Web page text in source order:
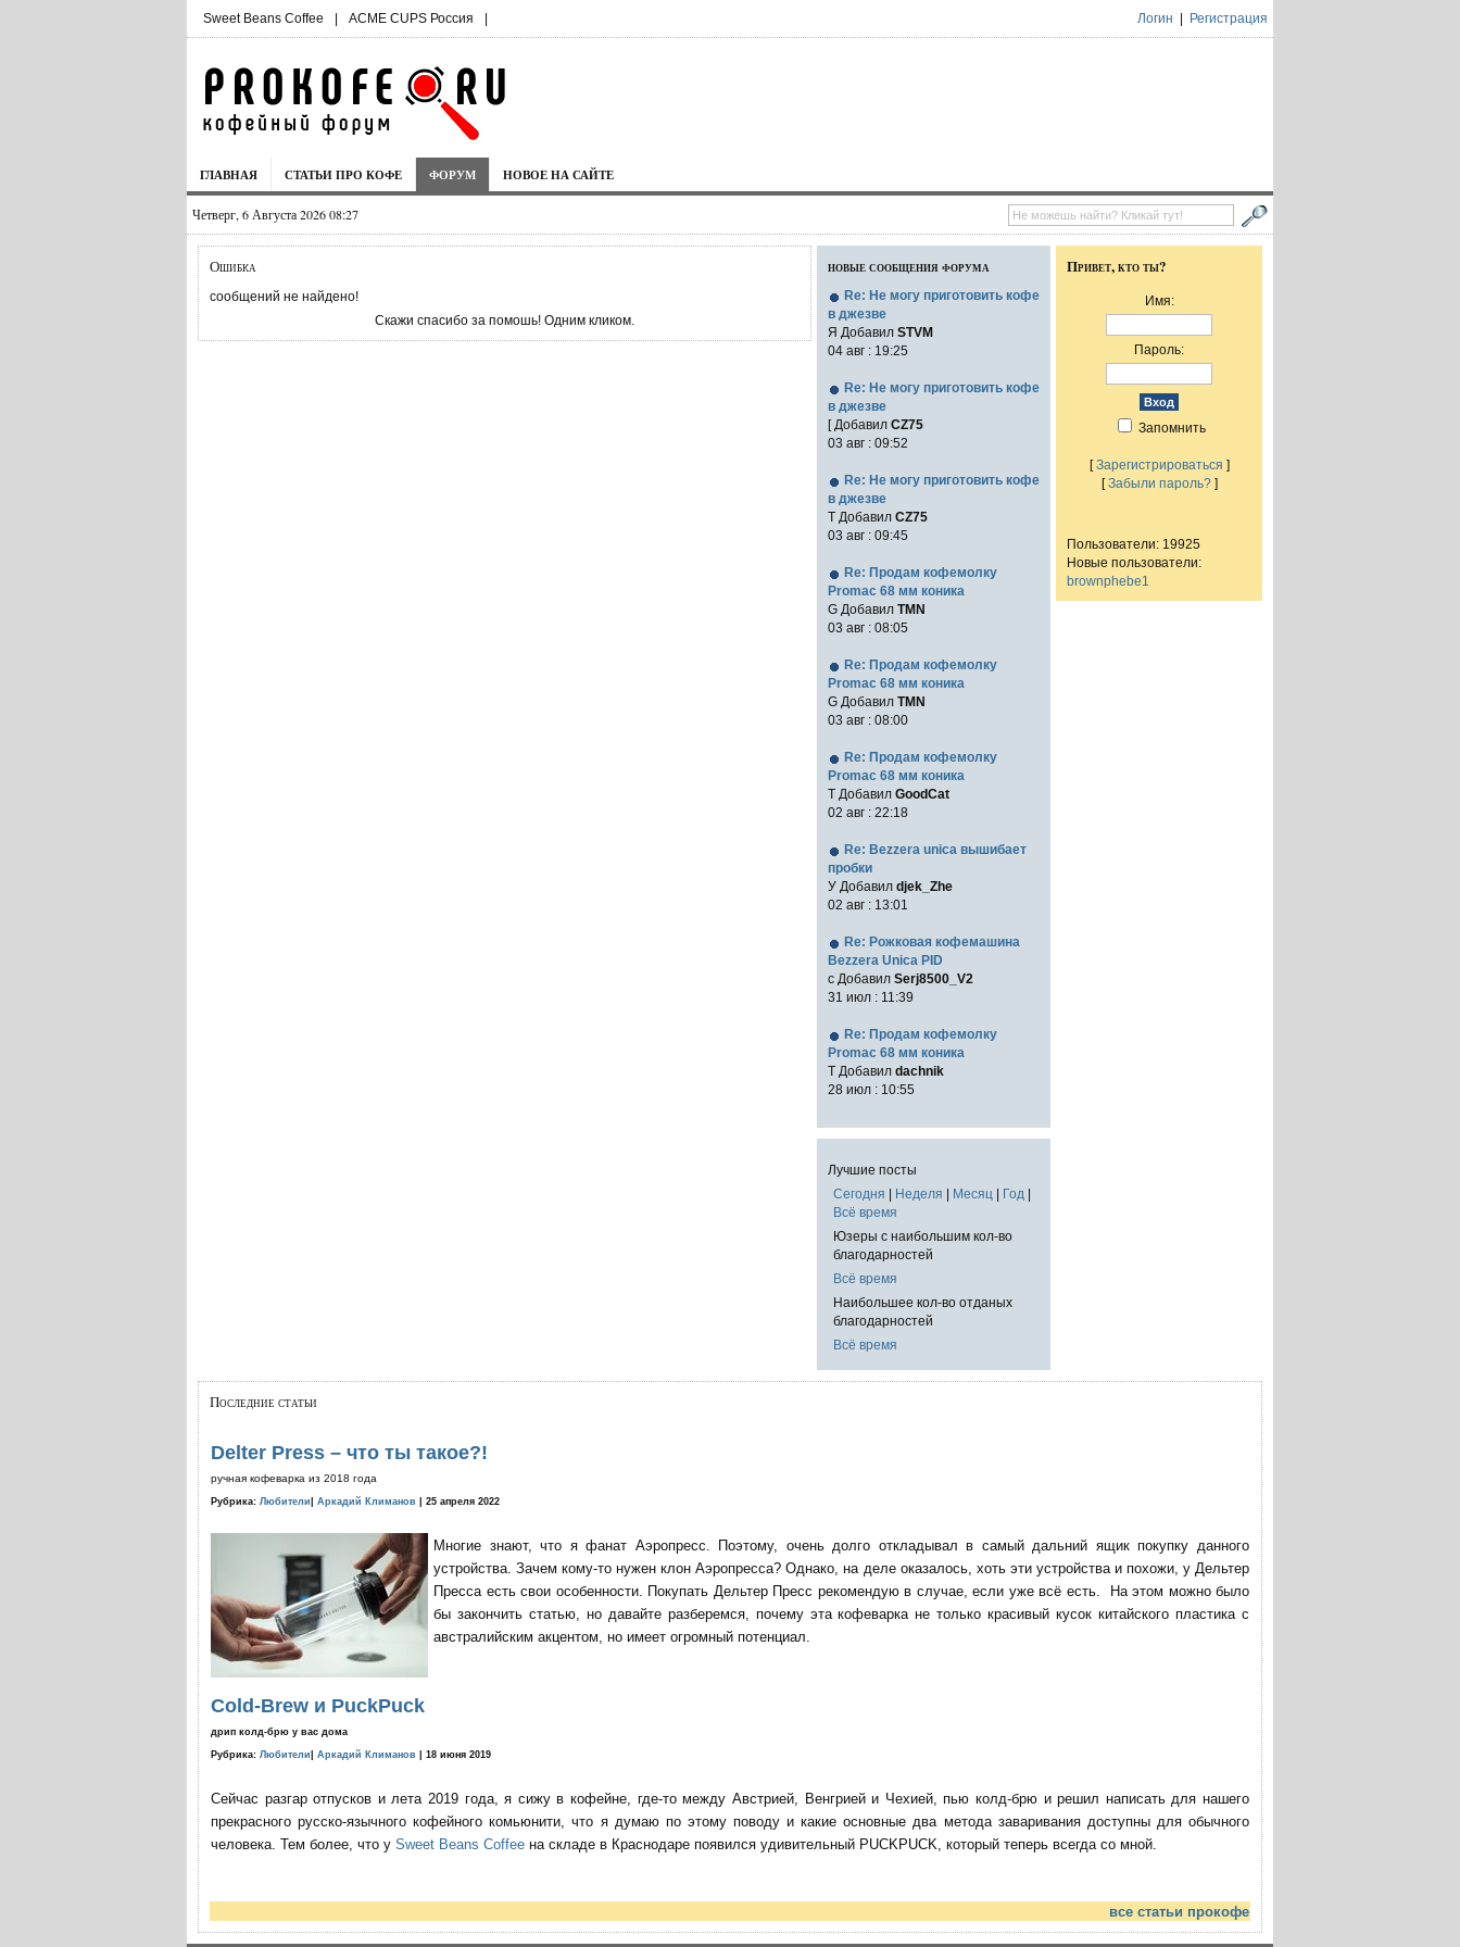
Sweet Beans Coffee | ACME CUPS Россия | Логин Регистрация
ГЛАВНАЯ СТАТЬИ ПРО КОФЕ ФОРУМ НОВОЕ НА САЙТЕ
Четверг, 6 Августа 2026 08:27
Ошибка
сообщений не найдено!
Скажи спасибо за помошь! Одним кликом.
новые сообщения форума
Re: Не могу приготовить кофе
в джезве
Я Добавил STVM
04 авг : 19:25
Re: Не могу приготовить кофе
в джезве
[ Добавил CZ75
03 авг : 09:52
Re: Не могу приготовить кофе
в джезве
Т Добавил CZ75
03 авг : 09:45
Re: Продам кофемолку
Promac 68 мм коника
G Добавил TMN
03 авг : 08:05
Re: Продам кофемолку
Promac 68 мм коника
G Добавил TMN
03 авг : 08:00
Re: Продам кофемолку
Promac 68 мм коника
T Добавил GoodCat
02 авг : 22:18
Re: Bezzera unica вышибает
пробки
У Добавил djek_Zhe
02 авг : 13:01
Re: Рожковая кофемашина
Bezzera Unica PID
с Добавил Serj8500_V2
31 июл : 11:39
Re: Продам кофемолку
Promac 68 мм коника
T Добавил dachnik
28 июл : 10:55
Лучшие посты
Сегодня | Неделя | Месяц | Год |
Всё время
Юзеры с наибольшим кол-во
благодарностей
Всё время
Наибольшее кол-во отданых
благодарностей
Всё время
Привет, кто ты?
Имя:
Пароль:
Запомнить
[Зарегистрироваться ]
[Забыли пароль?]
Пользователи: 19925
Новые пользователи:
brownphebe1
Последние статьи
Delter Press – что ты такое?!
ручная кофеварка из 2018 года
Рубрика: Любители Аркадий Климанов | 25 апреля 2022
Многие знают, что я фанат Аэропресс. Поэтому, очень долго откладывал в самый дальний ящик покупку данного
устройства. Зачем кому-то нужен клон Аэропресса? Однако, на деле оказалось, хоть эти устройства и похожи, у Дельтер
Пресса есть свои особенности. Покупать Дельтер Пресс рекомендую в случае, если уже всё есть. На этом можно было
бы закончить статью, но давайте разберемся, почему эта кофеварка не только красивый кусок китайского пластика с
австралийским акцентом, но имеет огромный потенциал.
Cold-Brew и PuckPuck
дрип колд-брю у вас дома
Рубрика: Любители Аркадий Климанов | 18 июня 2019
Сейчас разгар отпусков и лета 2019 года, я сижу в кофейне, где-то между Австрией, Венгрией и Чехией, пью колд-брю и решил написать для нашего
прекрасного русско-язычного кофейного комьюнити, что я думаю по этому поводу и какие основные два метода заваривания доступны для обычного
человека. Тем более, что у Sweet Beans Coffee на складе в Краснодаре появился удивительный PUCKPUCK, который теперь всегда со мной.
все статьи прокофе